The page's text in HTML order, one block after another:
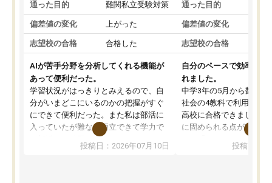
通った目的 難関私立受験対策
偏差値の変化 上がった
志望校の合格 合格した
AIが苦手分野を分析してくれる機能が
あって便利だった。
学習状況がはっきりとみえるので、自
分がいまどこにいるのかの把握がすぐ
にできて便利だった。また私は部活に
入っていたが難なく両立できて学力で
も部活でも結果を残すことができてよ
かった。また問題演習の際に、自分が
投稿日：2026年07月10日
通った目的
偏差値の変化
志望校の合格
自分のペースで効率よく
れました。
中学3年の5月から数学・
社会の4教科で利用し、
高校に合格できました。
に固められる点が魅力で
項目のおかげで、手軽
投稿日：